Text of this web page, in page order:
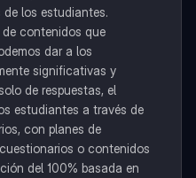
los estudiantes.
contenidos que
dar a los
significativas y
de respuestas, el
estudiantes a través de
con planes de
o contenidos
del 100% basada en